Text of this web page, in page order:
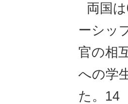
両国
ーシッ
官の相
への学
た。14